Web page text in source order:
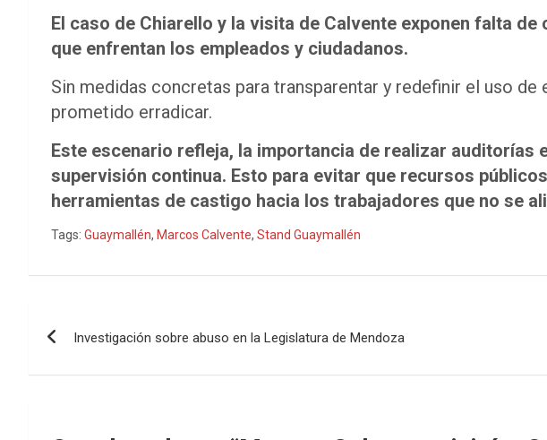
El caso de Chiarello y la visita de Calvente exponen falta
que enfrentan los empleados y ciudadanos.
Sin medidas concretas para transparentar y redefinir el uso
prometido erradicar.
Este escenario refleja, la importancia de realizar
supervisión continua. Esto para evitar que recursos
herramientas de castigo hacia los trabajadores que no se
Tags: Guaymallén, Marcos Calvente, Stand Guaymallén
Investigación sobre abuso en la Legislatura de Mendoza